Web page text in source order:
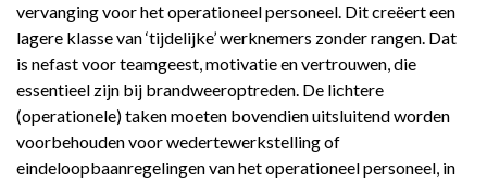
vervanging voor het operationeel personeel. Dit creëert een
lagere klasse van ‘tijdelijke’ werknemers zonder rangen. Dat
is nefast voor teamgeest, motivatie en vertrouwen, die
essentieel zijn bij brandweeroptreden. De lichtere
(operationele) taken moeten bovendien uitsluitend worden
voorbehouden voor wedertewerkstelling of
eindeloopbaanregelingen van het operationeel personeel, in